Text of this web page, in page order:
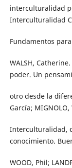
interculturalidad
Interculturalidad
Fundamentos
WALSH,
poder. Un
otro desde la
García; MIGNOLO,
Interculturalidad,
conocimiento.
WOOD, Phil;